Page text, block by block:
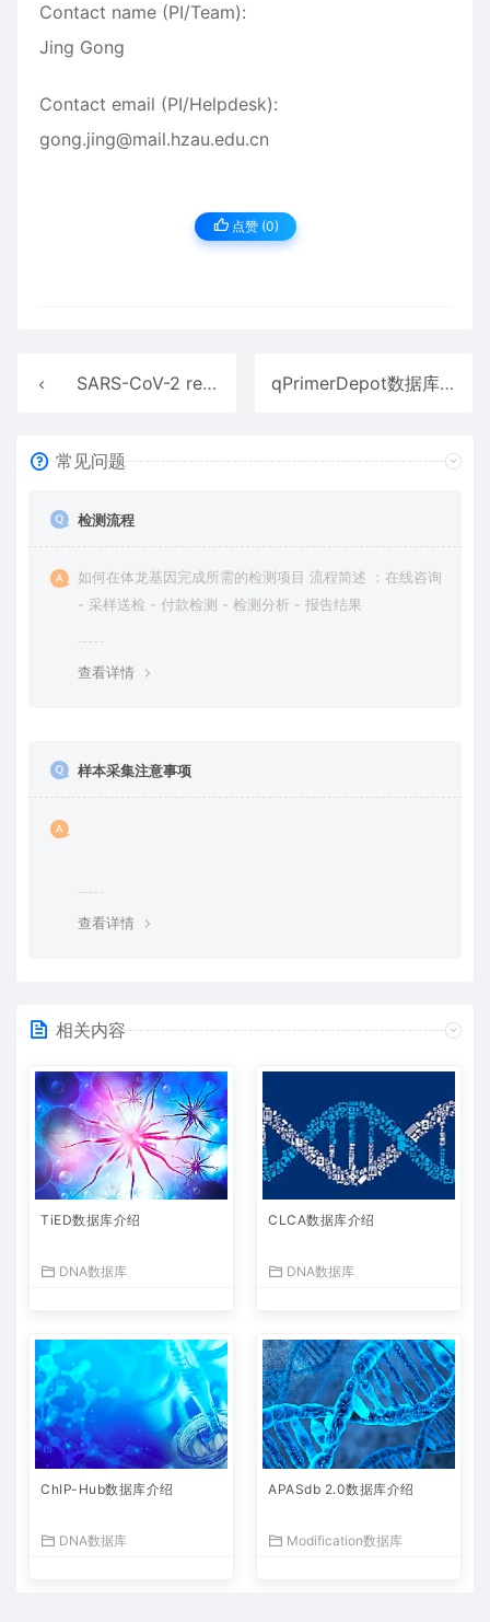
Contact name (PI/Team):
Jing Gong
Contact email (PI/Helpdesk):
gong.jing@mail.hzau.edu.cn
点赞 (0)
SARS-CoV-2 related structures数据库介绍 qPrimerDepot数据库介绍
常见问题
检测流程
如何在体龙基因完成所需的检测项目 流程简述 ：在线咨询
- 采样送检 - 付款检测 - 检测分析 - 报告结果
查看详情
样本采集注意事项
查看详情
相关内容
TiED数据库介绍
DNA数据库
CLCA数据库介绍
DNA数据库
ChIP-Hub数据库介绍
DNA数据库
APASdb 2.0数据库介绍
Modification数据库